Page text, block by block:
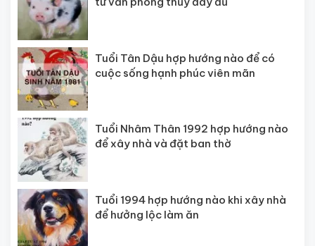
Tuổi Tân Dậu hợp hướng nào để có
cuộc sống hạnh phúc viên mãn
Tuổi Nhâm Thân 1992 hợp hướng nào
để xây nhà và đặt ban thờ
Tuổi 1994 hợp hướng nào khi xây nhà
để hưởng lộc làm ăn